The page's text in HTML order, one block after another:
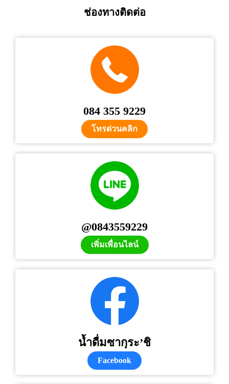
ช่องทางติดต่อ
084 355 9229
โทรด่วนคลิก
@0843559229
เพิ่มเพื่อนไลน์
น้ำดื่มซากุระ’ชิ
Facebook